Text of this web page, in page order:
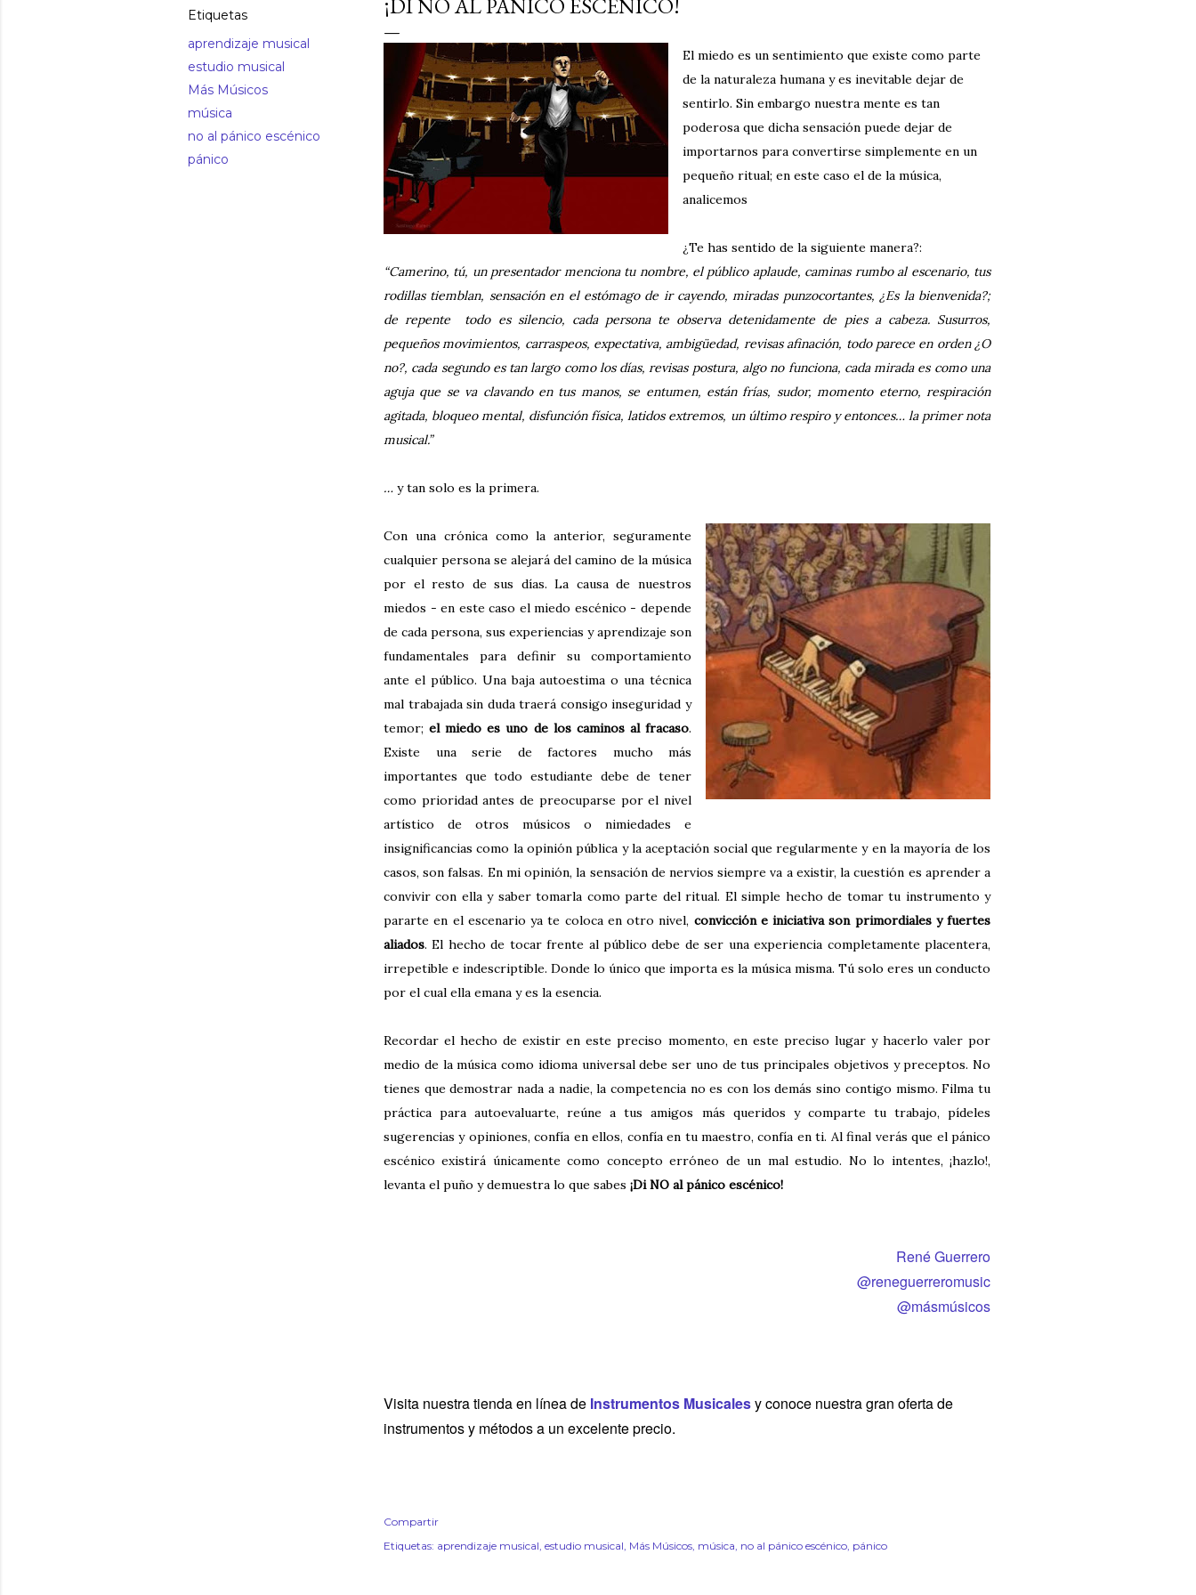
Etiquetas
aprendizaje musical
estudio musical
Más Músicos
música
no al pánico escénico
pánico
¡DI NO AL PÁNICO ESCÉNICO!
El miedo es un sentimiento que existe como parte
de la naturaleza humana y es inevitable dejar de
sentirlo. Sin embargo nuestra mente es tan
poderosa que dicha sensación puede dejar de
importarnos para convertirse simplemente en un
pequeño ritual; en este caso el de la música,
analicemos
¿Te has sentido de la siguiente manera?:
“Camerino, tú, un presentador menciona tu nombre, el público aplaude, caminas rumbo al escenario, tus
rodillas tiemblan, sensación en el estómago de ir cayendo, miradas punzocortantes, ¿Es la bienvenida?;
de repente
todo es silencio, cada persona te observa detenidamente de pies a cabeza. Susurros,
pequeños movimientos, carraspeos, expectativa, ambigüedad, revisas afinación, todo parece en orden ¿O
no?, cada segundo es tan largo como los días, revisas postura, algo no funciona, cada mirada es como una
aguja que se va clavando en tus manos, se entumen, están frías, sudor, momento eterno, respiración
agitada, bloqueo mental, disfunción física, latidos extremos, un último respiro y entonces… la primer nota
musical.”
… y tan solo es la primera.
Con una crónica como la anterior, seguramente
cualquier persona se alejará del camino de la música
por el resto de sus días. La causa de nuestros
miedos - en este caso el miedo escénico - depende
de cada persona, sus experiencias y aprendizaje son
fundamentales para definir su comportamiento
ante el público. Una baja autoestima o una técnica
mal trabajada sin duda traerá consigo inseguridad y
temor;el miedo es uno de los caminos al fracaso.
Existe una serie de factores mucho más
importantes que todo estudiante debe de tener
como prioridad antes de preocuparse por el nivel
artístico de otros músicos o nimiedades e
insignificancias como la opinión pública y la aceptación social que regularmente y en la mayoría de los
casos, son falsas. En mi opinión, la sensación de nervios siempre va a existir, la cuestión es aprender a
convivir con ella y saber tomarla como parte del ritual. El simple hecho de tomar tu instrumento y
pararte en el escenario ya te coloca en otro nivel, convicción e iniciativa son primordiales y fuertes
aliados. El hecho de tocar frente al público debe de ser una experiencia completamente placentera,
irrepetible e indescriptible. Donde lo único que importa es la música misma. Tú solo eres un conducto
por el cual ella emana y es la esencia.
Recordar el hecho de existir en este preciso momento, en este preciso lugar y hacerlo valer por
medio de la música como idioma universal debe ser uno de tus principales objetivos y preceptos. No
tienes que demostrar nada a nadie, la competencia no es con los demás sino contigo mismo. Filma tu
práctica para autoevaluarte, reúne a tus amigos más queridos y comparte tu trabajo, pídeles
sugerencias y opiniones, confía en ellos, confía en tu maestro, confía en ti. Al final verás que el pánico
escénico existirá únicamente como concepto erróneo de un mal estudio. No lo intentes, ¡hazlo!,
levanta el puño y demuestra lo que sabes ¡Di NO al pánico escénico!
René Guerrero
@reneguerreromusic
@másmúsicos
Visita nuestra tienda en línea de Instrumentos Musicalesy conoce nuestra gran oferta de
instrumentos y métodos a un excelente precio.
Compartir
Etiquetas: aprendizaje musical estudio musical Más Músicos música no al pánico escénico pánico